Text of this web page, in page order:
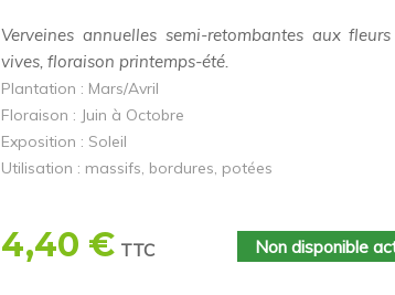
Verveines annuelles semi-retombantes aux
vives, floraison printemps-été.
Plantation : Mars/Avril
Floraison : Juin à Octobre
Exposition : Soleil
Utilisation : massifs, bordures, potées
Non disponible
4,40 € TTC